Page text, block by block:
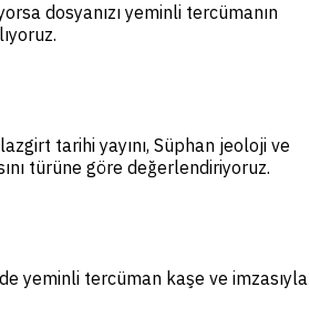
dosyanızı yeminli tercümanın
tarihi yayını, Süphan jeoloji ve
türüne göre değerlendiriyoruz.
yeminli tercüman kaşe ve imzasıyla